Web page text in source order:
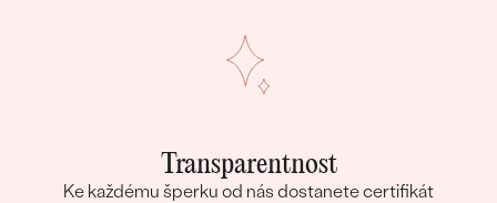
Transparentnost
Ke každému šperku od nás dostanete certifikát